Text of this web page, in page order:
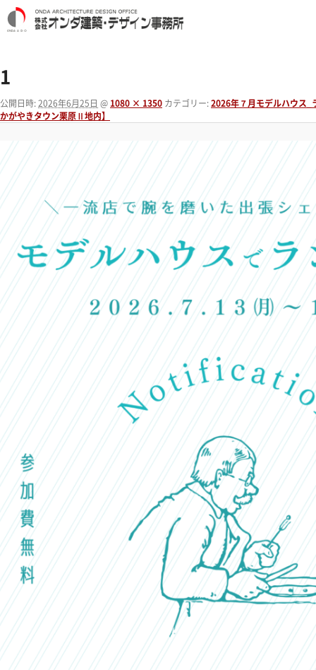
1
公開日時: 2026年6月25日 @ 1080 × 1350 カテゴリー: 2026年７月モデルハウス_
かがやきタウン栗原Ⅱ地内】